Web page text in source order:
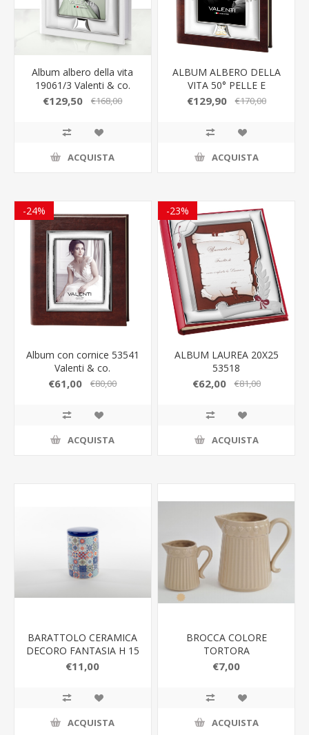
Album albero della vita
19061/3 Valenti & co.
€129,50 €168,00
ACQUISTA
ALBUM ALBERO DELLA
VITA 50° PELLE E
ARGENTO VALENTI & CO
€129,90 €170,00
ACQUISTA
-24%
Album con cornice 53541
Valenti & co.
€61,00 €80,00
ACQUISTA
-23%
ALBUM LAUREA 20X25
53518
€62,00 €81,00
ACQUISTA
BARATTOLO CERAMICA
DECORO FANTASIA H 15
€11,00
ACQUISTA
BROCCA COLORE
TORTORA
€7,00
ACQUISTA